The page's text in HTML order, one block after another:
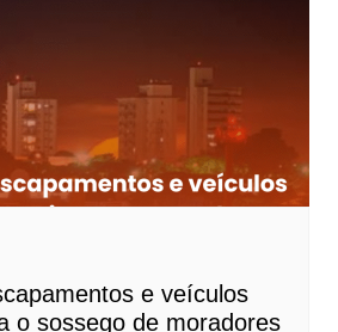
e veículos
o sossego de moradores